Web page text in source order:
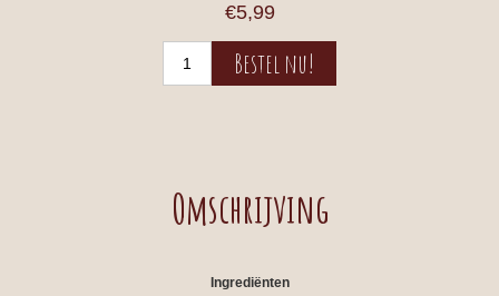
€5,99
Omschrijving
Ingrediënten